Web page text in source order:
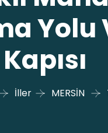
Yolu
Kapısı
İller MERSİN